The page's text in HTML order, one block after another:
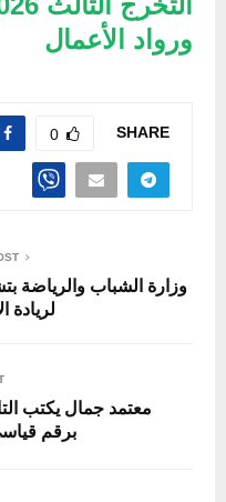
ورواد الأعمال
SHARE
0
وزارة الشباب والرياضة
لريادة
معتمد جمال يكتب
برقم قياسي